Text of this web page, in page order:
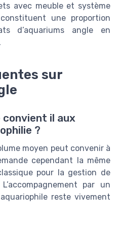
avec meuble et système
une proportion
d’aquariums angle en
sur
convient il aux
?
moyen peut convenir à
cependant la même
pour la gestion de
par un
reste vivement